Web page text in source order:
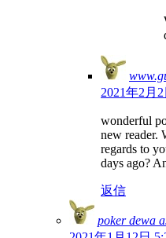
2021年2月
wonderful
new reader.
regards to
days ago?
返信
poker dewa